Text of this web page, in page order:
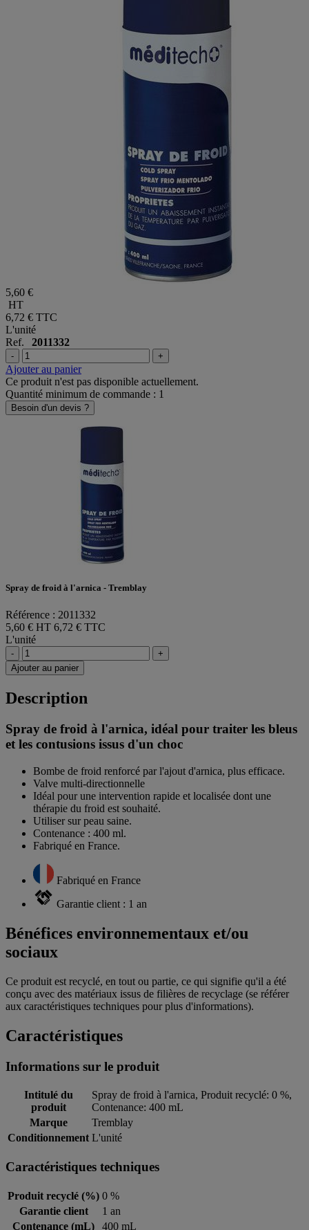
5,60 €
HT
6,72 € TTC
L'unité
Ref. 2011332
- +
Ajouter au panier
Ce produit n'est pas disponible actuellement.
Quantité minimum de commande : 1
Besoin d'un devis ?
Spray de froid à l'arnica - Tremblay
Référence : 2011332
5,60 € HT 6,72 € TTC
L'unité
-
+
Ajouter au panier
Description
Spray de froid à l'arnica, idéal pour traiter les bleus
et les contusions issus d'un choc
Bombe de froid renforcé par l'ajout d'arnica, plus efficace.
Valve multi-directionnelle
Idéal pour une intervention rapide et localisée dont une
thérapie du froid est souhaité.
Utiliser sur peau saine.
Contenance : 400 ml.
Fabriqué en France.
Fabriqué en France
Garantie client : 1 an
Bénéfices environnementaux et/ou
sociaux
Ce produit est recyclé, en tout ou partie, ce qui signifie qu'il a été
conçu avec des matériaux issus de filières de recyclage (se référer
aux caractéristiques techniques pour plus d'informations).
Caractéristiques
Informations sur le produit
Intitulé du
produit
Spray de froid à l'arnica, Produit recyclé: 0 %,
Contenance: 400 mL
Marque
Tremblay
Conditionnement L'unité
Caractéristiques techniques
Produit recyclé (%) 0 %
Garantie client
1 an
Contenance (mL)
400 mL